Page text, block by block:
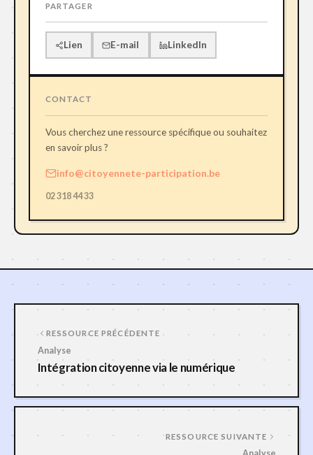
PARTAGER
Lien E-mail LinkedIn
CONTACT
Vous cherchez une ressource spécifique ou souhaitez
en savoir plus ?
info@citoyennete-participation.be
02 318 44 33
RESSOURCE PRÉCÉDENTE
Analyse
Intégration citoyenne via le numérique
RESSOURCE SUIVANTE